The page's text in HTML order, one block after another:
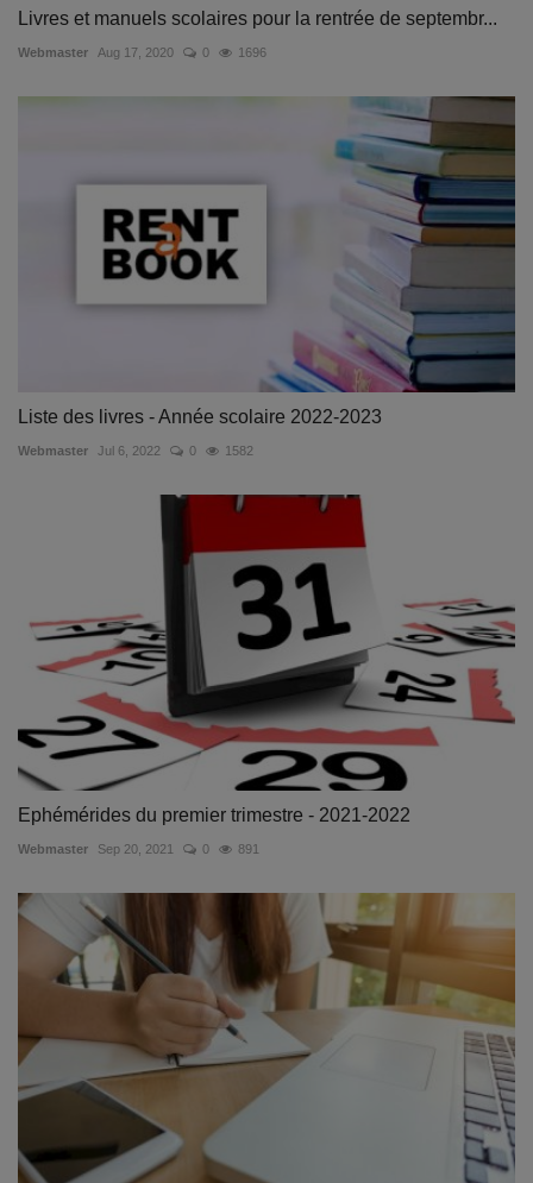
Livres et manuels scolaires pour la rentrée de septembr...
Webmaster Aug 17, 2020 0 1696
Liste des livres - Année scolaire 2022-2023
Webmaster Jul 6, 2022 0 1582
Ephémérides du premier trimestre - 2021-2022
Webmaster Sep 20, 2021 0 891